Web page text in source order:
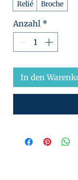
Relié
Broche
Anzahl *
In den